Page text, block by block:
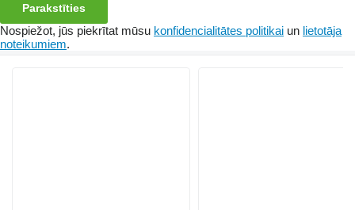
Parakstīties
Nospiežot, jūs piekrītat mūsu konfidencialitātes politikai un lietotāja
noteikumiem.